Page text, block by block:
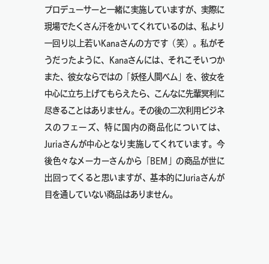
プロデューサーと一緒に実施していますが、実際に
現場でたくさん汗をかいてくれているのは、私より
一回り以上若いKanaさんの方です（笑）。私がそ
うだったように、Kanaさんには、それこそいつか
また、彼女ならではの「妖怪人間ベム」を、彼女を
中心に立ち上げてもらえたら、こんなに先輩冥利に
尽きることはありません。その後の二次利用ビジネ
スのフェーズ、特に国内の商品化については、
Juriaさんが中心となり実施してくれています。今
後色々なメーカーさんから「BEM」の商品が世に
出回ってくると思いますが、基本的にJuriaさんが
目を通していない商品はありません。